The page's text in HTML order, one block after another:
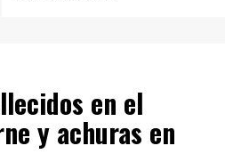
en el
y achuras en